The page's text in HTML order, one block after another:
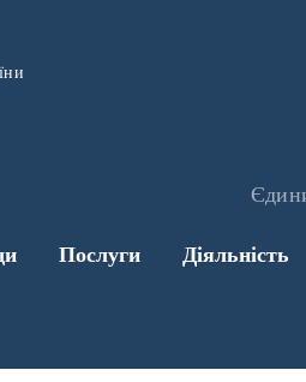
Послуги Діяльність